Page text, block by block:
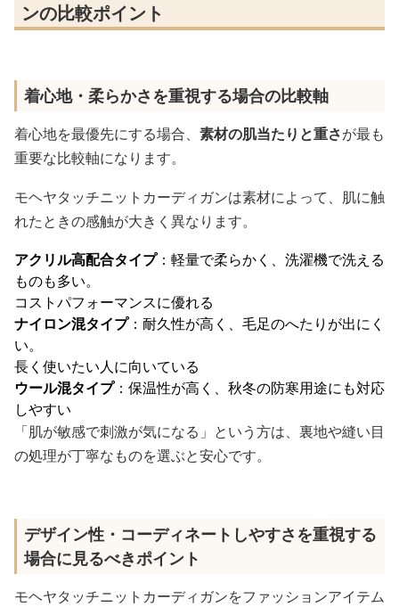
ンの比較ポイント
着心地・柔らかさを重視する場合の比較軸
着心地を最優先にする場合、 素材の肌当たりと重さが最も
重要な比較軸になります。
モヘヤタッチニットカーディガンは素材によって、肌に触
れたときの感触が大きく異なります。
アクリル高配合タイプ：軽量で柔らかく、洗濯機で洗える
ものも多い。
コストパフォーマンスに優れる
ナイロン混タイプ：耐久性が高く、毛足のへたりが出にく
い。
長く使いたい人に向いている
ウール混タイプ：保温性が高く、秋冬の防寒用途にも対応
しやすい
「肌が敏感で刺激が気になる」という方は、裏地や縫い目
の処理が丁寧なものを選ぶと安心です。
デザイン性・コーディネートしやすさを重視する
場合に見るべきポイント
モヘヤタッチニットカーディガンをファッションアイテム